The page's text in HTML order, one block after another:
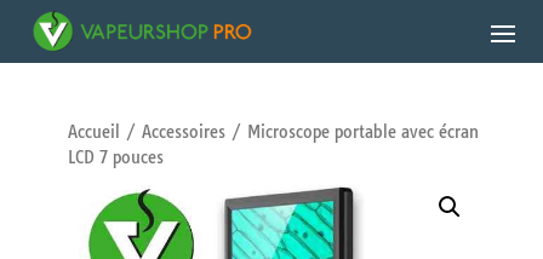
Accueil / Accessoires/ Microscope portable avec écran
LCD 7 pouces